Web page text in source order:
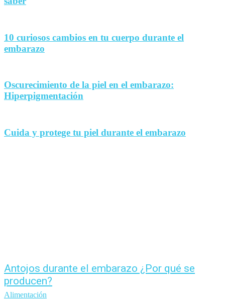
10 curiosos cambios en tu cuerpo durante el
embarazo
Oscurecimiento de la piel en el embarazo:
Hiperpigmentación
Cuida y protege tu piel durante el embarazo
Antojos durante el embarazo ¿Por qué se
producen?
Alimentación